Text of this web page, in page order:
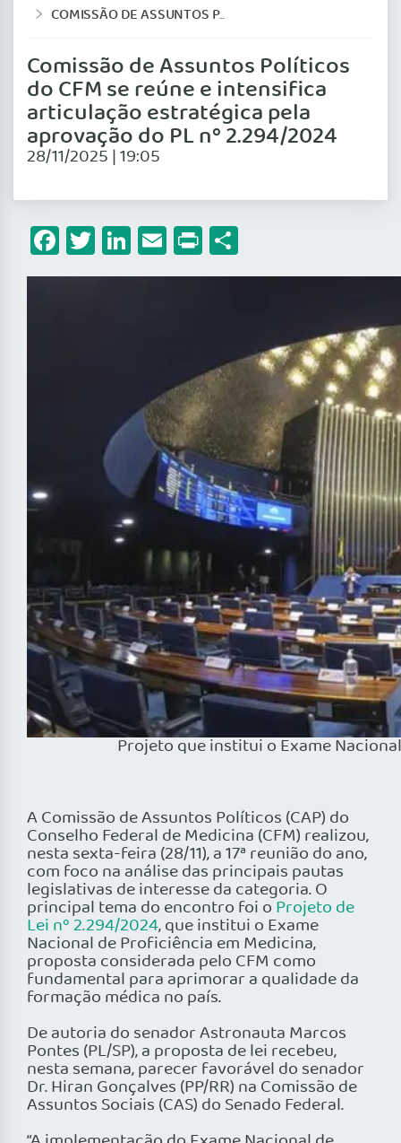
COMISSÃO DE ASSUNTOS POLÍTICOS DO CFM SE REÚNE E INTENSIFICA ARTICULAÇÃO ESTRATÉGICA PELA APROVAÇÃO DO PL Nº 2.294/2024
Comissão de Assuntos Políticos
do CFM se reúne e intensifica
articulação estratégica pela
aprovação do PL nº 2.294/2024
28/11/2025 | 19:05
Facebook
Twitter
LinkedIn
Email
Print
Projeto que institui o Exame
A Comissão de Assuntos Políticos (CAP) do
Conselho Federal de Medicina (CFM) realizou,
nesta sexta-feira (28/11), a 17ª reunião do ano,
com foco na análise das principais pautas
legislativas de interesse da categoria. O
principal tema do encontro foi o Projeto de
Lei nº 2.294/2024, que institui o Exame
Nacional de Proficiência em Medicina,
proposta considerada pelo CFM como
fundamental para aprimorar a qualidade da
formação médica no país.
De autoria do senador Astronauta Marcos
Pontes (PL/SP), a proposta de lei recebeu,
nesta semana, parecer favorável do senador
Dr. Hiran Gonçalves (PP/RR) na Comissão de
Assuntos Sociais (CAS) do Senado Federal.